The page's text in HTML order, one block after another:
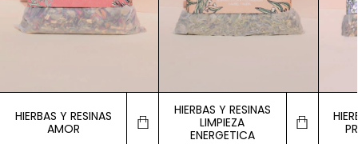
HIERBAS Y RESINAS
AMOR
HIERBAS Y RESINAS
LIMPIEZA
ENERGETICA